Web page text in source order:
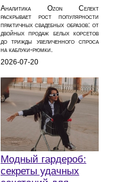
Аналитика Ozon Селект
раскрывает рост популярности
практичных свадебных образов: от
двойных продаж белых корсетов
до трижды увеличенного спроса
на каблуки‑рюмки.
2026-07-20
Модный гардероб:
секреты удачных